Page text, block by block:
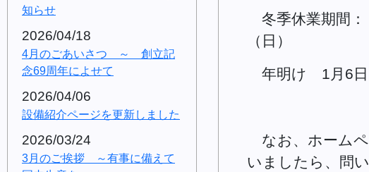
知らせ
2026/04/18
4月のごあいさつ ～ 創立記
念69周年によせて
2026/04/06
設備紹介ページを更新しました
2026/03/24
3月のご挨拶 ～有事に備えて
冬季休業期間
（日）
年明け 1月6日
なお、ホームペ
いましたら、問